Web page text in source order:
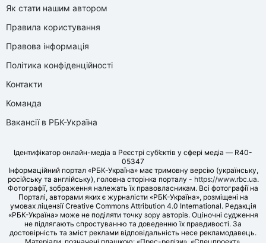
Як стати нашим автором
Правила користування
Правова інформація
Політика конфіденційності
Контакти
Команда
Вакансії в РБК-Україна
Ідентифікатор онлайн-медіа в Реєстрі суб’єктів у сфері медіа — R40-
05347
Інформаційний портал «РБК-Україна» має тримовну версію (українську,
російську та англійську), головна сторінка порталу - https://www.rbc.ua.
Фотографії, зображення належать їх правовласникам. Всі фотографії на
Порталі, авторами яких є журналісти «РБК-Україна», розміщені на
умовах ліцензії Creative Commons Attribution 4.0 International. Редакція
«РБК-Україна» може не поділяти точку зору авторів. Оціночні судження
не підлягають спростуванню та доведенню їх правдивості. За
достовірність та зміст реклами відповідальність несе рекламодавець.